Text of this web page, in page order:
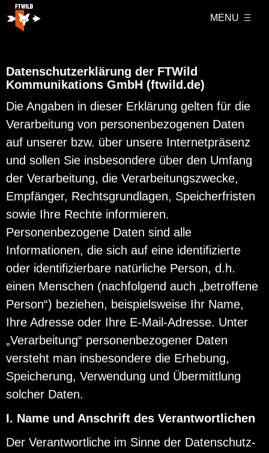
MENU
Datenschutzerklärung der FTWild
Kommunikations GmbH (ftwild.de)
Die Angaben in dieser Erklärung gelten für die
Verarbeitung von personenbezogenen Daten
auf unserer bzw. über unsere Internetpräsenz
und sollen Sie insbesondere über den Umfang
der Verarbeitung, die Verarbeitungszwecke,
Empfänger, Rechtsgrundlagen, Speicherfristen
sowie Ihre Rechte informieren.
Personenbezogene Daten sind alle
Informationen, die sich auf eine identifizierte
oder identifizierbare natürliche Person, d.h.
einen Menschen (nachfolgend auch „betroffene
Person“) beziehen, beispielsweise Ihr Name,
Ihre Adresse oder Ihre E-Mail-Adresse. Unter
„Verarbeitung“ personenbezogener Daten
versteht man insbesondere die Erhebung,
Speicherung, Verwendung und Übermittlung
solcher Daten.
I. Name und Anschrift des Verantwortlichen
Der Verantwortliche im Sinne der Datenschutz-